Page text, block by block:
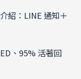
紹：LINE 通知＋
、95% 活著回